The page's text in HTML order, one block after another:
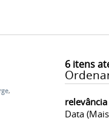
6itens
relevância
Data
,